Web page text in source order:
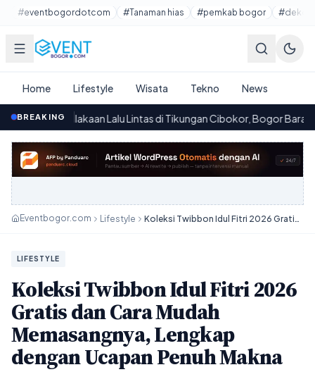
Lewati ke konten utama
#eventbogordotcom #Tanaman hias #pemkab bogor
Home Lifestyle Wisata Tekno News
BREAKING
Lalu Lintas di Tikungan Cibokor, Bogor Barat: Korban Tewas
Eventbogor.com Lifestyle Koleksi Twibbon Idul Fitri 2026 Gratis dan Cara Mudah Memasangnya, Lengkap dengan Ucapan Penuh Makna
LIFESTYLE
Koleksi Twibbon Idul Fitri 2026
Gratis dan Cara Mudah
Memasangnya, Lengkap
dengan Ucapan Penuh Makna